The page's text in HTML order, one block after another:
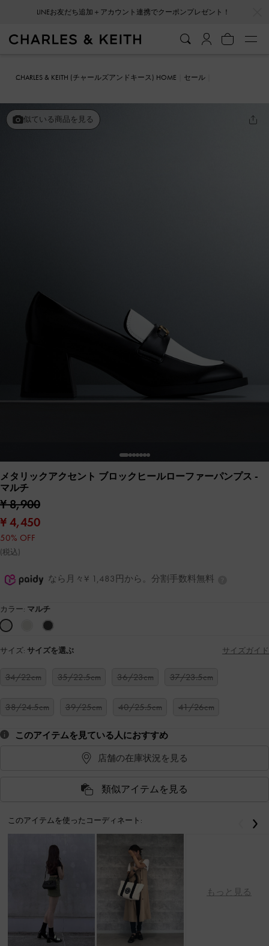
CHARLES & KEITH (チャールズアンドキース) HOME
セール
似ている商品を見る
メタリックアクセント ブロックヒールローファーパンプス -
マルチ
¥ 8,900
¥ 4,450
50% OFF
(税込)
なら月々¥ 1,483円から。分割手数料無料
カラー: マルチ
サイズ: サイズを選ぶ サイズガイド
34/22cm 35/22.5cm 36/23cm 37/23.5cm
38/24.5cm 39/25cm 40/25.5cm 41/26cm
このアイテムを見ている人におすすめ
店舗の在庫状況を見る
類似アイテムを見る
このアイテムを使ったコーディネート:
もっと見る
戻る